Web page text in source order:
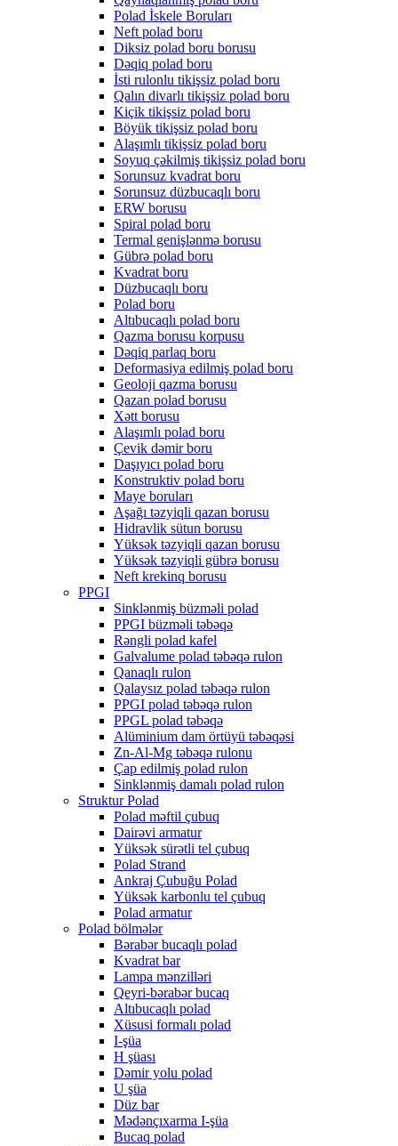
Polad İskele Boruları
Neft polad boru
Diksiz polad boru borusu
Dəqiq polad boru
İsti rulonlu tikişsiz polad boru
Qalın divarlı tikişsiz polad boru
Kiçik tikişsiz polad boru
Böyük tikişsiz polad boru
Alaşımlı tikişsiz polad boru
Soyuq çəkilmiş tikişsiz polad boru
Sorunsuz kvadrat boru
Sorunsuz düzbucaqlı boru
ERW borusu
Spiral polad boru
Termal genişlənmə borusu
Gübrə polad boru
Kvadrat boru
Düzbucaqlı boru
Polad boru
Altıbucaqlı polad boru
Qazma borusu korpusu
Dəqiq parlaq boru
Deformasiya edilmiş polad boru
Geoloji qazma borusu
Qazan polad borusu
Xətt borusu
Alaşımlı polad boru
Çevik dəmir boru
Daşıyıcı polad boru
Konstruktiv polad boru
Maye boruları
Aşağı təzyiqli qazan borusu
Hidravlik sütun borusu
Yüksək təzyiqli qazan borusu
Yüksək təzyiqli gübrə borusu
Neft krekinq borusu
PPGI
Sinklənmiş büzməli polad
PPGI büzməli təbəqə
Rəngli polad kafel
Galvalume polad təbəqə rulon
Qanaqlı rulon
Qalaysız polad təbəqə rulon
PPGI polad təbəqə rulon
PPGL polad təbəqə
Alüminium dam örtüyü təbəqəsi
Zn-Al-Mg təbəqə rulonu
Çap edilmiş polad rulon
Sinklənmiş damalı polad rulon
Struktur Polad
Polad məftil çubuq
Dairəvi armatur
Yüksək sürətli tel çubuq
Polad Strand
Ankraj Çubuğu Polad
Yüksək karbonlu tel çubuq
Polad armatur
Polad bölmələr
Bərabər bucaqlı polad
Kvadrat bar
Lampa mənzilləri
Qeyri-bərabər bucaq
Altıbucaqlı polad
Xüsusi formalı polad
I-şüa
H şüası
Dəmir yolu polad
U şüa
Düz bar
Mədənçıxarma I-şüa
Bucaq polad